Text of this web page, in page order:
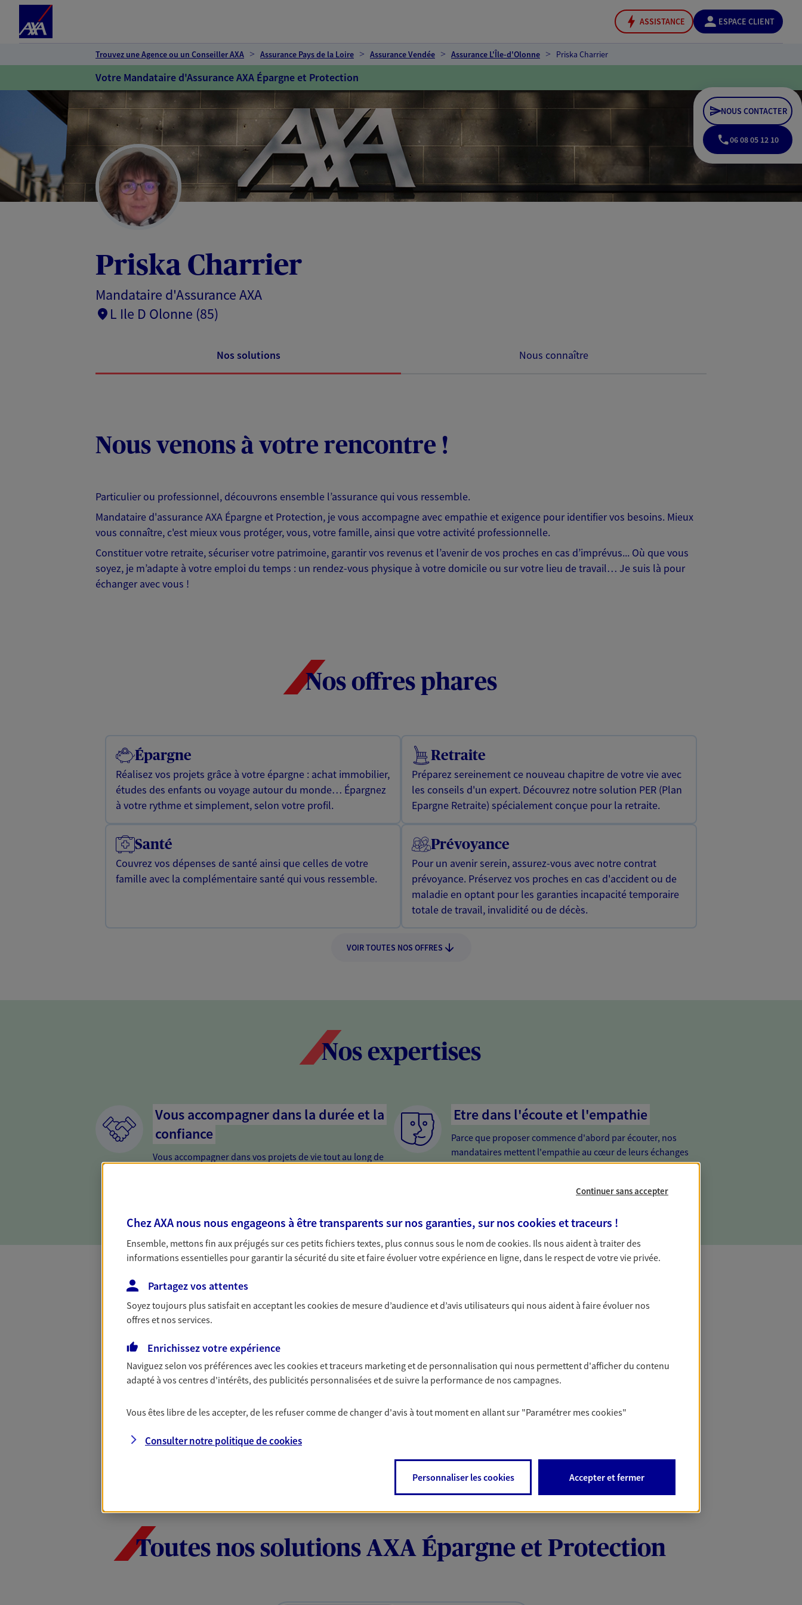
ASSISTANCE ESPACE CLIENT
Trouvez une Agence ou un Conseiller AXA Assurance Pays de la Loire Assurance Vendée Assurance L'Île-d'Olonne Priska Charrier
Votre Mandataire d'Assurance AXA Épargne et Protection
Priska Charrier
Mandataire d'Assurance AXA
L Ile D Olonne (85)
NOUS CONTACTER
06 08 05 12 10
Nos solutions Nous connaître
Nous venons à votre rencontre !
Particulier ou professionnel, découvrons ensemble l’assurance qui vous ressemble.
Mandataire d'assurance AXA Épargne et Protection, je vous accompagne avec empathie et exigence pour identifier vos besoins. Mieux
vous connaître, c'est mieux vous protéger, vous, votre famille, ainsi que votre activité professionnelle.
Constituer votre retraite, sécuriser votre patrimoine, garantir vos revenus et l’avenir de vos proches en cas d’imprévus... Où que vous
soyez, je m’adapte à votre emploi du temps : un rendez-vous physique à votre domicile ou sur votre lieu de travail… Je suis là pour
échanger avec vous !
Nos offres phares
Épargne
Réalisez vos projets grâce à votre épargne : achat immobilier,
études des enfants ou voyage autour du monde… Épargnez
à votre rythme et simplement, selon votre profil.
Retraite
Préparez sereinement ce nouveau chapitre de votre vie avec
les conseils d'un expert. Découvrez notre solution PER (Plan
Epargne Retraite) spécialement conçue pour la retraite.
Santé
Couvrez vos dépenses de santé ainsi que celles de votre
famille avec la complémentaire santé qui vous ressemble.
Prévoyance
Pour un avenir serein, assurez-vous avec notre contrat
prévoyance. Préservez vos proches en cas d'accident ou de
maladie en optant pour les garanties incapacité temporaire
totale de travail, invalidité ou de décès.
VOIR TOUTES NOS OFFRES
Nos expertises
Vous accompagner dans la durée et la
confiance
Vous accompagner dans vos projets de vie tout au long de
Etre dans l'écoute et l'empathie
Parce que proposer commence d'abord par écouter, nos
mandataires mettent l'empathie au cœur de leurs échanges
pour mieux comprendre vos besoins et mieux vous soutenir
Complémentaire Santé
Santé d’AXA, adaptez vos garanties à votre budget et situation tout en profitant de –10% sur
votre cotisation, si vous avez 60 ans et plus ; et si vous êtes un travailleur non salarié.
Contactez-nous pour plus d’information sur l’offre et ses conditions.
Toutes nos solutions AXA Épargne et Protection
Continuer sans accepter
Chez AXA nous nous engageons à être transparents sur nos garanties, sur nos cookies et traceurs !
Ensemble, mettons fin aux préjugés sur ces petits fichiers textes, plus connus sous le nom decookies. Ils nous aident à traiter des
informations essentielles pour garantir la sécurité du site et faire évoluer votre expérience en ligne, dans le respect de votre vie privée.
Partagez vos attentes
Soyez toujours plus satisfait en acceptant lescookiesde mesure d’audience et d’avis utilisateurs qui nous aident à faire évoluer nos
offres et nos services.
Enrichissez votre expérience
Naviguez selon vos préférences avec lescookies et traceurs marketing et de personnalisation qui nous permettent d'afficher du contenu
adapté à vos centres d'intérêts, des publicités personnalisées et de suivre la performance de nos campagnes.
Vous êtes libre de les accepter, de les refuser comme de changer d'avis à tout moment en allant sur "Paramétrer mescookies"
Consulter notre politique decookies
Personnaliser les cookies Accepter et fermer